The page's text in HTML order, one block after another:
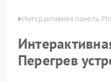
Интерактивная панель
Перегрев